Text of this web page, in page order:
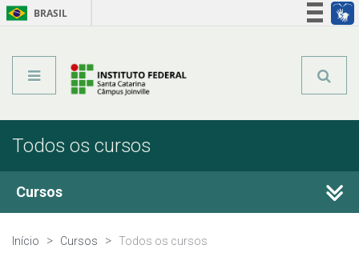
BRASIL
Todos os cursos
Cursos
Técnicos Integrados
Início Cursos Todos os cursos